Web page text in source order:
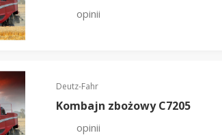
opinii
Deutz-Fahr
Kombajn zbożowy C7205
opinii